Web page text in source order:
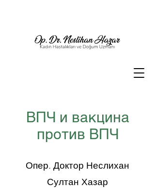
ВПЧ и вакцина
против ВПЧ
Опер. Доктор Неслихан
Султан Хазар